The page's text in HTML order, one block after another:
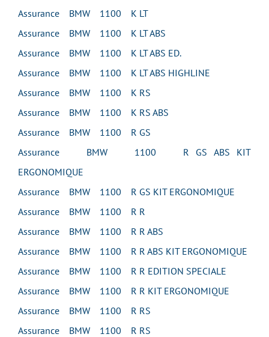
Assurance BMW 1100 K LT
Assurance BMW 1100 K LT ABS
Assurance BMW 1100 K LT ABS ED.
Assurance BMW 1100 K LT ABS HIGHLINE
Assurance BMW 1100 K RS
Assurance BMW 1100 K RS ABS
Assurance BMW 1100 R GS
Assurance BMW 1100 R GS ABS KIT
ERGONOMIQUE
Assurance BMW 1100 R GS KIT ERGONOMIQUE
Assurance BMW 1100 R R
Assurance BMW 1100 R R ABS
Assurance BMW 1100 R R ABS KIT ERGONOMIQUE
Assurance BMW 1100 R R EDITION SPECIALE
Assurance BMW 1100 R R KIT ERGONOMIQUE
Assurance BMW 1100 R RS
Assurance BMW 1100 R RS